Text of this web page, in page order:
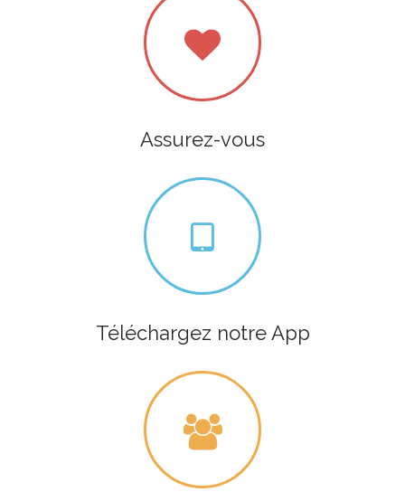
Assurez-vous
Téléchargez notre App